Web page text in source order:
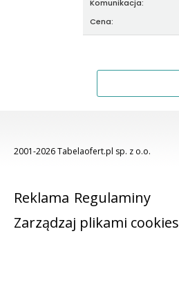
Komunikacja:
Cena:
2001-2026 Tabelaofert.pl sp. z o.o.
Reklama Regulaminy
Zarządzaj plikami cookies